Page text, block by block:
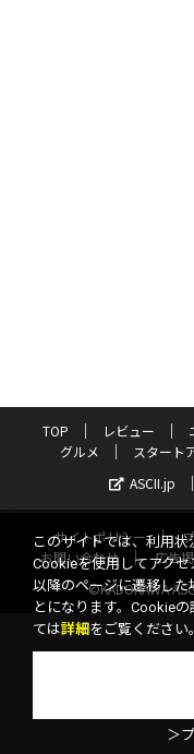
TOP レビュー
グルメ
スタート
ASCII.jp
サイトポリシー
お問い合わせ
広告
©KADOKAWA
このサイトでは、利用状
Cookieを使用してアク
以降のページに遷移し
とになります。Cookie
ては詳細 をご覧ください。
＞